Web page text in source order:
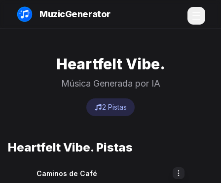
MuzicGenerator
Heartfelt Vibe.
Música Generada por IA
2 Pistas
Heartfelt Vibe. Pistas
Caminos de Café